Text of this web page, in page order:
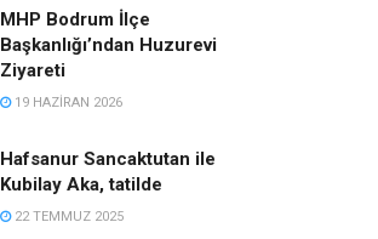
MHP Bodrum İlçe
Başkanlığı’ndan Huzurevi
Ziyareti
19 HAZIRAN 2026
Hafsanur Sancaktutan ile
Kubilay Aka, tatilde
22 TEMMUZ 2025